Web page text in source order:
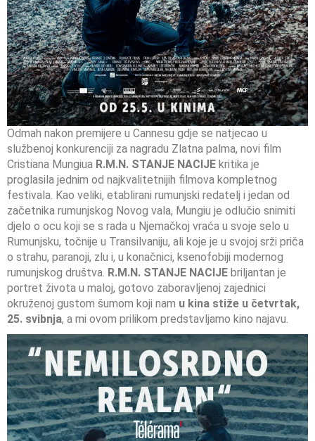
Odmah nakon premijere u Cannesu gdje se natjecao u
službenoj konkurenciji za nagradu Zlatna palma, novi film
Cristiana Mungiua R.M.N. STANJE NACIJE kritika je
proglasila jednim od najkvalitetnijih filmova kompletnog
festivala. Kao veliki, etablirani rumunjski redatelj i jedan od
začetnika rumunjskog Novog vala, Mungiu je odlučio snimiti
djelo o ocu koji se s rada u Njemačkoj vraća u svoje selo u
Rumunjsku, točnije u Transilvaniju, ali koje je u svojoj srži priča
o strahu, paranoji, zlu i, u konačnici, ksenofobiji modernog
rumunjskog društva. R.M.N. STANJE NACIJE briljantan je
portret života u maloj, gotovo zaboravljenoj zajednici
okruženoj gustom šumom koji nam u kina stiže u četvrtak,
25. svibnja, a mi ovom prilikom predstavljamo kino najavu.